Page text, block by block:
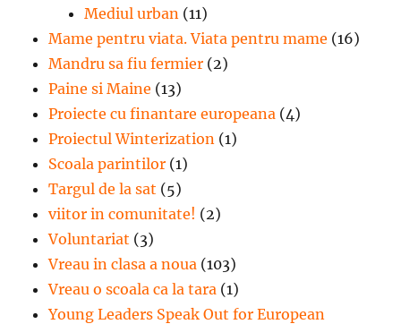
Mediul urban (11)
Mame pentru viata. Viata pentru mame (16)
Mandru sa fiu fermier (2)
Paine si Maine (13)
Proiecte cu finantare europeana (4)
Proiectul Winterization (1)
Scoala parintilor (1)
Targul de la sat (5)
viitor in comunitate! (2)
Voluntariat (3)
Vreau in clasa a noua (103)
Vreau o scoala ca la tara (1)
Young Leaders Speak Out for European